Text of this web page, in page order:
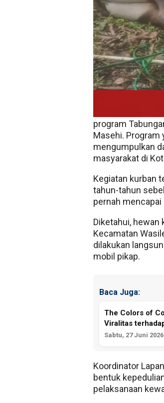
program
Masehi. Program
mengumpulkan
masyarakat di
Kegiatan kurban
tahun-tahun
pernah
Diketahui, hewan
Kecamatan
dilakukan
mobil pikap.
Baca Juga:
The Colors of
Viralitas
Sabtu, 27 Juni 2026
Koordinator
bentuk
pelaksanaan